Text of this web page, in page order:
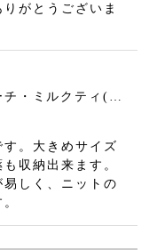
がとうございま
。大きめサイズ
収納出来ます。
しく、ニットの